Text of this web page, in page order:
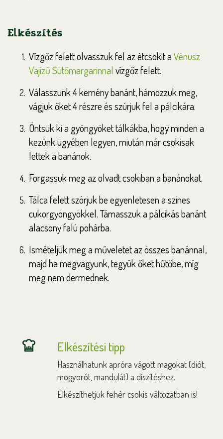
Elkészítés
Vízgőz felett olvasszuk fel az étcsokit aVénusz
Vajízű Sütőmargarinnal vízgőz felett.
Válasszunk 4 kemény banánt, hámozzuk meg,
vágjuk őket 4 részre és szúrjuk fel a pálcikára.
Öntsük ki a gyöngyöket tálkákba, hogy minden a
kezünk ügyében legyen, miután már csokisak
lettek a banánok.
Forgassuk meg az olvadt csokiban a banánokat.
Tálca felett szórjuk be egyenletesen a színes
cukorgyöngyökkel. Támasszuk a pálcikás banánt
alacsony falú pohárba.
Ismételjük meg a műveletet az összes banánnal,
majd ha megvagyunk, tegyük őket hűtőbe, míg
meg nem dermednek.
Elkészítési tipp
Használhatunk apróra vágott magokat (diót,
mogyorót, mandulát) a díszítéshez.
Elkészíthetjük fehér csokis változatban is!